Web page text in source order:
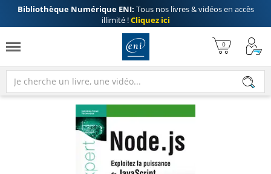
Bibliothèque Numérique ENI: Tous nos livres & vidéos en accès
illimité !Cliquez ici